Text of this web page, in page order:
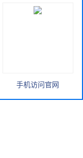
手机访问官网